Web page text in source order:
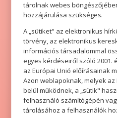
VISSZA A
tárolnak webes
hozzájárulása szükséges.
A „sütiket" az elektronikus
törvény, az elektronikus
információs társadalommal
egyes kérdéseiről szóló 2001.
az Európai Unió előírásainak
Azon weblapoknak, melyek
belül működnek, a „sütik"
felhasználó számítógépén
tárolásához a felhasználók